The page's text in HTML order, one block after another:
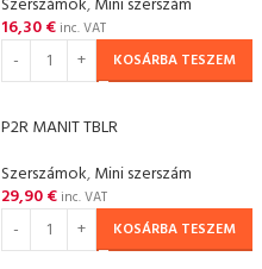
16,30€ inc. VAT
KOSÁRBA TESZEM
P2R MANIT TBLR
Szerszámok,Mini szerszám
29,90€ inc. VAT
KOSÁRBA TESZEM